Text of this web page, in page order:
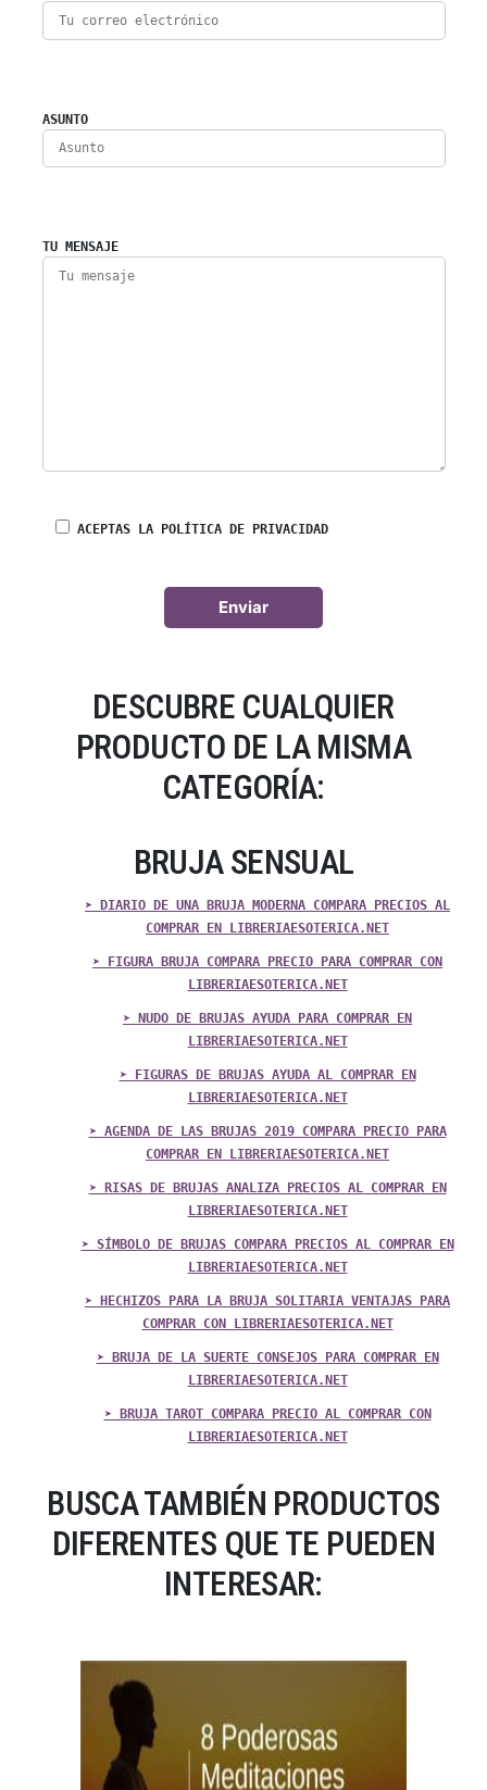
ASUNTO
TU MENSAJE
ACEPTAS LA POLÍTICA DE PRIVACIDAD
DESCUBRE CUALQUIER
PRODUCTO DE LA MISMA
CATEGORÍA:
BRUJA SENSUAL
➤ DIARIO DE UNA BRUJA MODERNA COMPARA PRECIOS AL
COMPRAR EN LIBRERIAESOTERICA.NET
➤ FIGURA BRUJA COMPARA PRECIO PARA COMPRAR CON
LIBRERIAESOTERICA.NET
➤ NUDO DE BRUJAS AYUDA PARA COMPRAR EN
LIBRERIAESOTERICA.NET
➤ FIGURAS DE BRUJAS AYUDA AL COMPRAR EN
LIBRERIAESOTERICA.NET
➤ AGENDA DE LAS BRUJAS 2019 COMPARA PRECIO PARA
COMPRAR EN LIBRERIAESOTERICA.NET
➤ RISAS DE BRUJAS ANALIZA PRECIOS AL COMPRAR EN
LIBRERIAESOTERICA.NET
➤ SÍMBOLO DE BRUJAS COMPARA PRECIOS AL COMPRAR EN
LIBRERIAESOTERICA.NET
➤ HECHIZOS PARA LA BRUJA SOLITARIA VENTAJAS PARA
COMPRAR CON LIBRERIAESOTERICA.NET
➤ BRUJA DE LA SUERTE CONSEJOS PARA COMPRAR EN
LIBRERIAESOTERICA.NET
➤ BRUJA TAROT COMPARA PRECIO AL COMPRAR CON
LIBRERIAESOTERICA.NET
BUSCA TAMBIÉN PRODUCTOS
DIFERENTES QUE TE PUEDEN
INTERESAR: